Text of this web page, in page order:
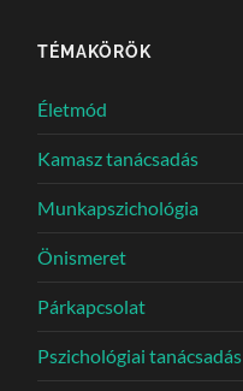
TÉMAKÖRÖK
Életmód
Kamasz tanácsadás
Munkapszichológia
Önismeret
Párkapcsolat
Pszichológiai tanácsadás